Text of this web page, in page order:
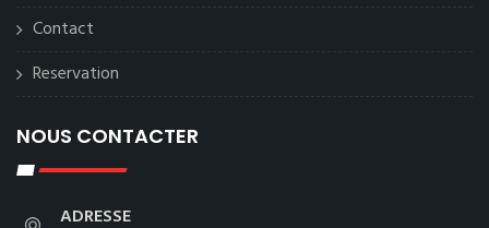
Contact
Reservation
NOUS CONTACTER
ADRESSE